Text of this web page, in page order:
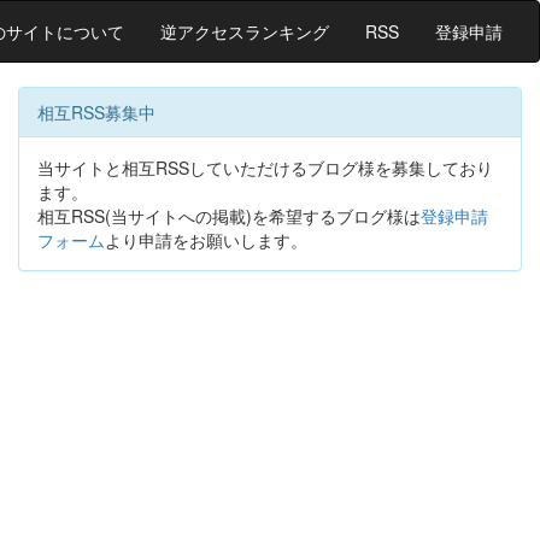
サイトについて 逆アクセスランキング RSS 登録申請
相互RSS募集中
当サイトと相互RSSしていただけるブログ様を募集しており
ます。
相互RSS(当サイトへの掲載)を希望するブログ様は登録申請
フォームより申請をお願いします。